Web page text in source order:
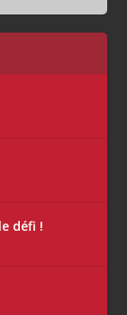
défi !